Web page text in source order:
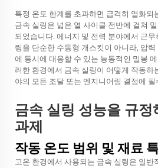
특정 온도 한계를 초과하면 급격히 열화되
금속 실링은 넓은 열 사이클 전반에 걸쳐
되었습니다. 에너지 및 전력 분야에서 근
링을 단순한 수동형 개스킷이 아니라, 압력
에 동시에 대응할 수 있는 능동적인 밀봉
러한 환경에서 금속 실링이 어떻게 작동하
야의 모든 조달 또는 엔지니어링 결정에
금속 실링 성능을 규정
과제
작동 온도 범위 및 재료
고온 환경에서 사용되는 금속 실링은 일반